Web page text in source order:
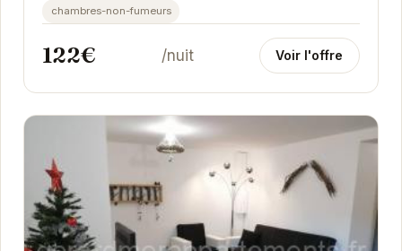
chambres-non-fumeurs
122€ /nuit Voir l'offre